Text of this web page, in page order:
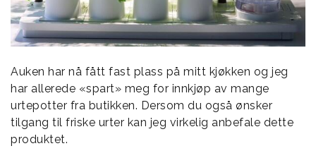
Auken har nå fått fast plass på mitt kjøkken og jeg
har allerede «spart» meg for innkjøp av mange
urtepotter fra butikken. Dersom du også ønsker
tilgang til friske urter kan jeg virkelig anbefale dette
produktet.